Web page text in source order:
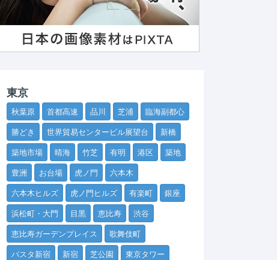
東京
秋葉原 首都高速 品川 芝浦
臨海副都心
勝どき
世界貿易センタービル展望台
新橋
築地市場
晴海 竹芝 有明 港区
築地
豊洲
お台場 虎ノ門
六本木
六本木ヒルズ
虎ノ門ヒルズ 有楽町
銀座
浜松町・大門
目黒 恵比寿
渋谷
恵比寿ガーデンプレイス
歌舞伎町
バスタ新宿
新宿 芝公園
東京タワー